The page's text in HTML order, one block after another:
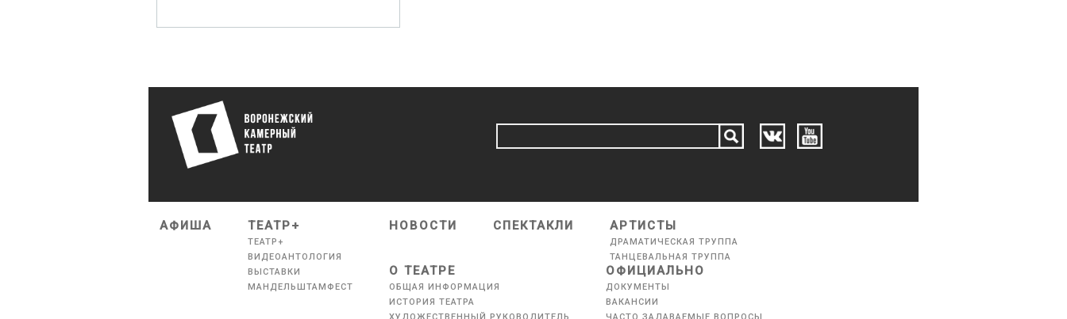
АФИША ТЕАТР+
ТЕАТР+
ВИДЕОАНТОЛОГИЯ
ВЫСТАВКИ
МАНДЕЛЬШТАМФЕСТ
НОВОСТИ СПЕКТАКЛИ АРТИСТЫ
ДРАМАТИЧЕСКАЯ ТРУППА
ТАНЦЕВАЛЬНАЯ ТРУППА
О ТЕАТРЕ
ОБЩАЯ ИНФОРМАЦИЯ
ИСТОРИЯ ТЕАТРА
ХУДОЖЕСТВЕННЫЙ РУКОВОДИТЕЛЬ
ОФИЦИАЛЬНО
ДОКУМЕНТЫ
ВАКАНСИИ
ЧАСТО ЗАДАВАЕМЫЕ ВОПРОСЫ